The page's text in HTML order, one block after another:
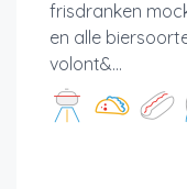
frisdranken
en alle
volont&...